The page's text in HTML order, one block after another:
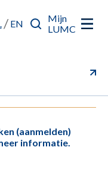
/ EN
Mijn
LUMC
(aanmelden)
informatie.